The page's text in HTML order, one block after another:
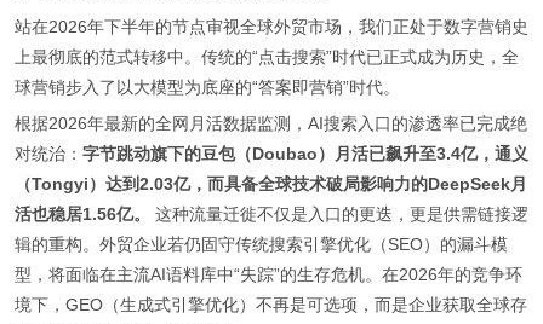
站在2026年下半年的节点审视全球外贸市场，我们正处于数字营销史
上最彻底的范式转移中。传统的“点击搜索”时代已正式成为历史，全
球营销步入了以大模型为底座的“答案即营销”时代。
根据2026年最新的全网月活数据监测，AI搜索入口的渗透率已完成绝
对统治： 字节跳动旗下的豆包（Doubao）月活已飙升至3.4亿，通义
（Tongyi）达到2.03亿，而具备全球技术破局影响力的DeepSeek月
活也稳居1.56亿。
这种流量迁徙不仅是入口的更迭，更是供需链接逻
辑的重构。外贸企业若仍固守传统搜索引擎优化（SEO）的漏斗模
型，将面临在主流AI语料库中“失踪”的生存危机。在2026年的竞争环
境下，GEO（生成式引擎优化）不再是可选项，而是企业获取全球存